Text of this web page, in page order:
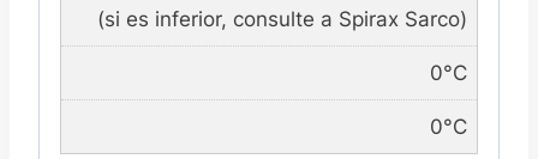
(si es inferior, consulte a Spirax Sarco)
0°C
0°C